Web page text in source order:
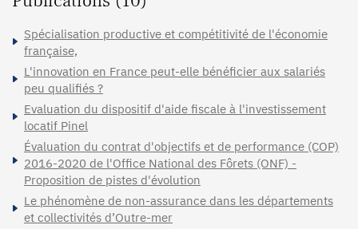
Spécialisation productive et compétitivité de l'économie
française,
L'innovation en France peut-elle bénéficier aux salariés
peu qualifiés ?
Evaluation du dispositif d'aide fiscale à l'investissement
locatif Pinel
Évaluation du contrat d'objectifs et de performance (COP)
2016-2020 de l'Office National des Fôrets (ONF) -
Proposition de pistes d'évolution
Le phénomène de non-assurance dans les départements
et collectivités d’Outre-mer